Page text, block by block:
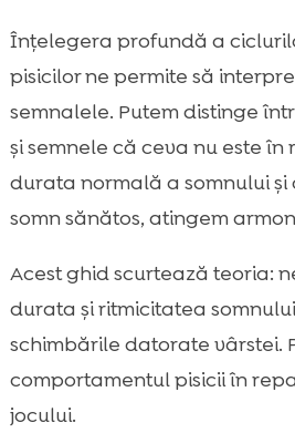

ciclurile de somn ale
ritm zilnic
Cât ar trebui să doarmă
Ritmul circadian la pisici:
active dimineața și
Semne că pisica
Când somnul devine un
letargie, apatie,
Stresul și anxietatea:
somnul pisicii
 Somn și alimentație: ce
Înțelegera profundă a
pisicilor ne permite să
semnalele. Putem distinge
și semnele că ceva nu este
durata normală a somnului
somn sănătos, atingem
Acest ghid scurtează teoria:
durata și ritmicitatea
schimbările datorate vârstei.
comportamentul pisicii în
jocului.